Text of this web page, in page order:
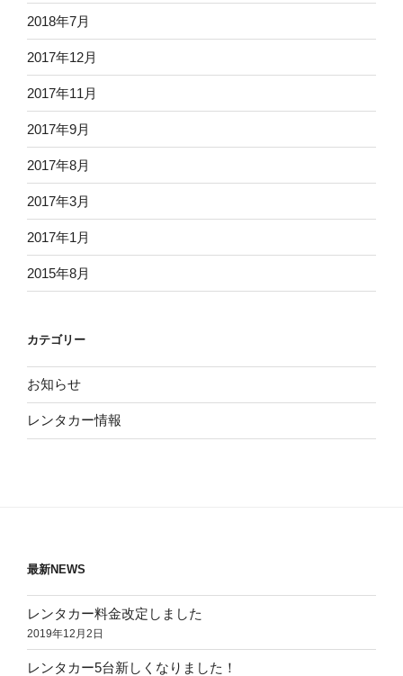
2018年7月
2017年12月
2017年11月
2017年9月
2017年8月
2017年3月
2017年1月
2015年8月
カテゴリー
お知らせ
レンタカー情報
最新NEWS
レンタカー料金改定しました
2019年12月2日
レンタカー5台新しくなりました！